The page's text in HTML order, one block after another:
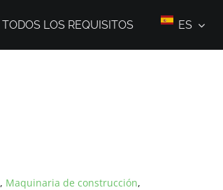
TODOS LOS REQUISITOS ES
, Maquinaria de construcción,